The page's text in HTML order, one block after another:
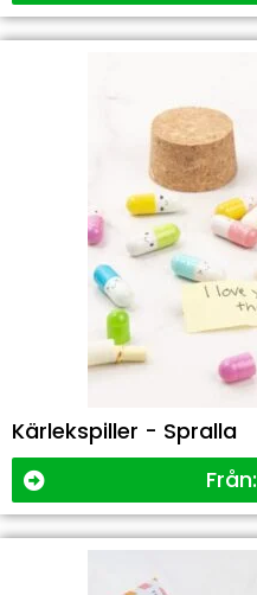
Kärlekspiller - Spralla
Från: